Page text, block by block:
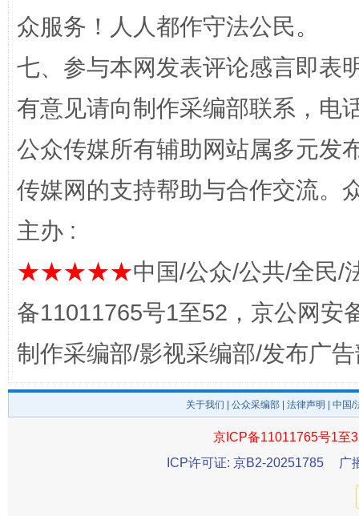
东山县通报“牛蛙产品抗生素超标问题”
众服务！人人都作守法公民。
七、参与本网发表评论感言即表
有意见请向制作采编部联系，电
公众传媒所有辅助网站属多元发
传媒网的支持帮助与合作交流。
主办 :
★★★★★中国/公众/公共/全民/
备11011765号1至52，京公网安
制作采编部/影视采编部/发布广
关于我们 公众采编部 法律声明 | 中国
京ICP备11011765号1至
ICP许可证: 京B2-20251785
广